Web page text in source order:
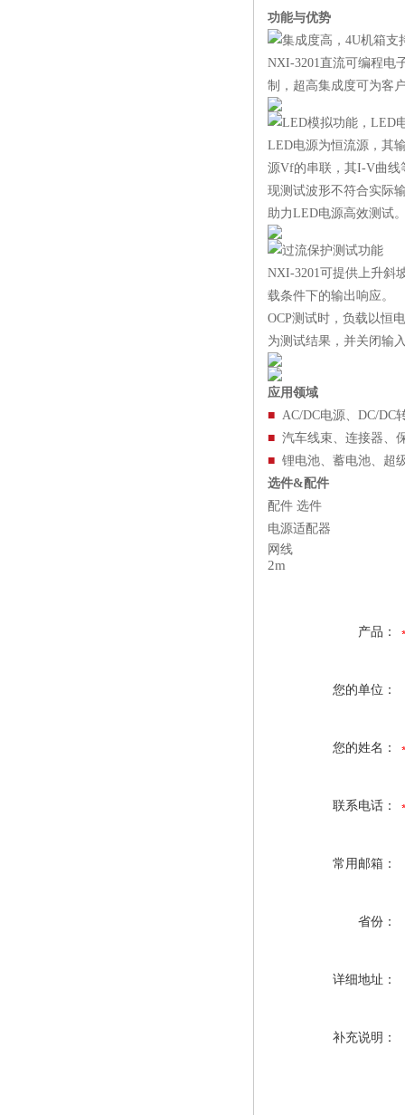
功能与优势
集成度高，4U机箱支
NXI-3201直流可编程电
制，超高集成度可为客
LED模拟功能，LED
LED电源为恒流源，其
源Vf的串联，其I-V曲线
现测试波形不符合实际
助力LED电源高效测试
过流保护测试功能
NXI-3201可提供上升斜
载条件下的输出响应。
OCP测试时，负载以恒
为测试结果，并关闭输
应用领域
■ AC/DC电源、DC/DC
■ 汽车线束、连接器、
■ 锂电池、蓄电池、 超
选件&配件
配件 选件
电源适配器
网线
2m
产品：
您的单位：
您的姓名：
联系电话：
常用邮箱：
省份：
详细地址：
补充说明：